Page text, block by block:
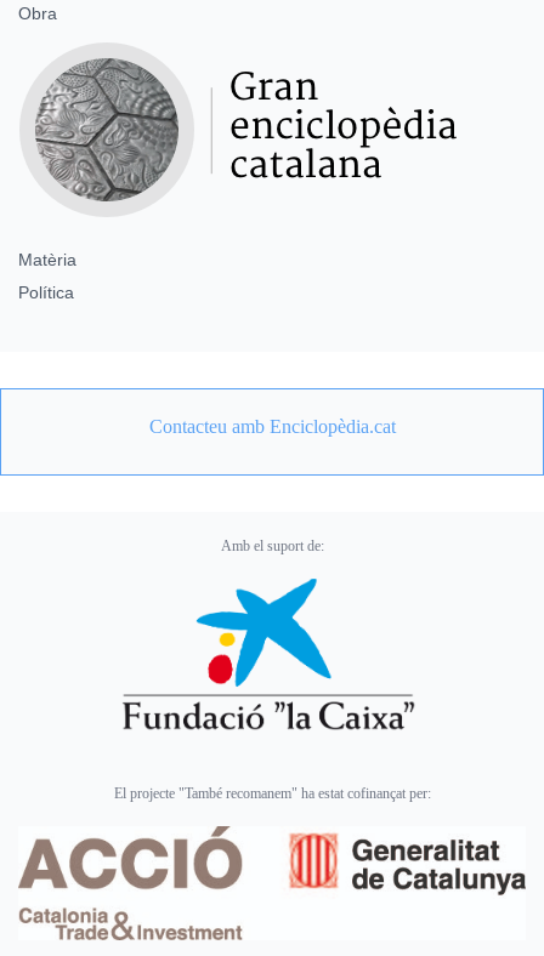
Obra
Matèria
Política
Contacteu amb Enciclopèdia.cat
Amb el suport de:
El projecte "També recomanem" ha estat cofinançat per: